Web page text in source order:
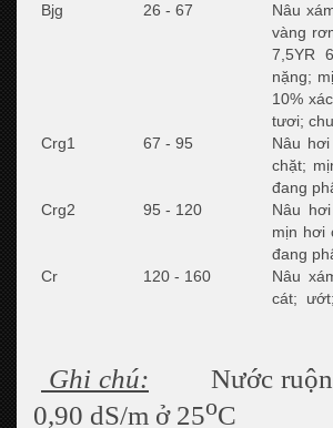
Bjg
26 - 67
Nâu
vàng
7,5YR
nặng;
10%
tươi;
Crg1
67 - 95
Nâu
chặt;
đang
Crg2
95 - 120
Nâu
mịn hơi
đang
Cr
120 - 160
Nâu
cát;
Ghi chú: Nước
0,90 dS/m ở 25oC